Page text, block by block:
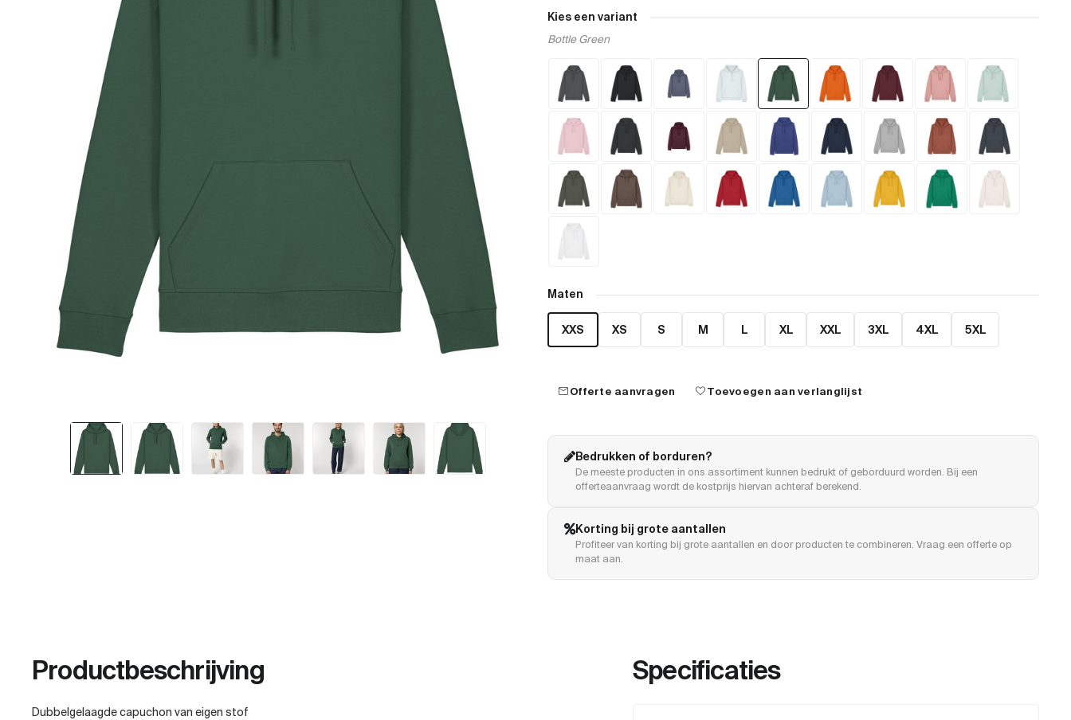
Kies een variant
Bottle Green
Maten
XXS XS S M L XL XXL 3XL 4XL 5XL
mailOfferte aanvragen favoriteToevoegen aan verlanglijst
Bedrukken of borduren?
De meeste producten in ons assortiment kunnen bedrukt of geborduurd worden. Bij een
offerteaanvraag wordt de kostprijs hiervan achteraf berekend.
Korting bij grote aantallen
Profiteer van korting bij grote aantallen en door producten te combineren. Vraag een offerte op
maat aan.
Productbeschrijving
Dubbelgelaagde capuchon van eigen stof
Specificaties